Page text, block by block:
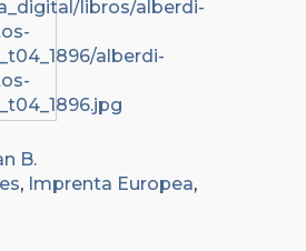
B.
, Imprenta Europea,